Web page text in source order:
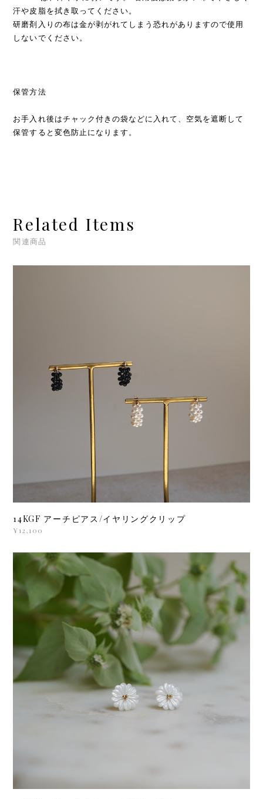
汗や皮脂を拭き取ってください。
研磨剤入りの布は金が剥がれてしまう恐れがありますので使用
しないでください。
保管方法
お手入れ後はチャック付きの袋などに入れて、空気を遮断して
保管すると変色防止になります。
Related Items
関連商品
14KGF アーチピアス/イヤリングクリップ
¥12,100